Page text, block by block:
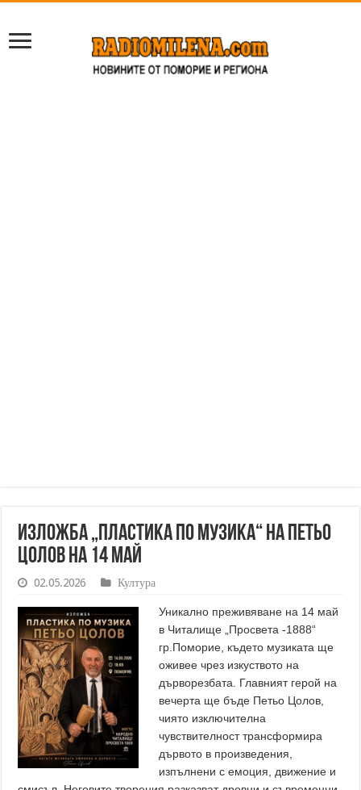
Изложба „Пластика по музика“ на Петьо
Цолов на 14 май
02.05.2026 Култура
Уникално преживяване на 14 май
в Читалище „Просвета -1888“
гр.Поморие, където музиката ще
оживее чрез изкуството на
дърворезбата. Главният герой на
вечерта ще бъде Петьо Цолов,
чиято изключителна
чувствителност трансформира
дървото в произведения,
изпълнени с емоция, движение и